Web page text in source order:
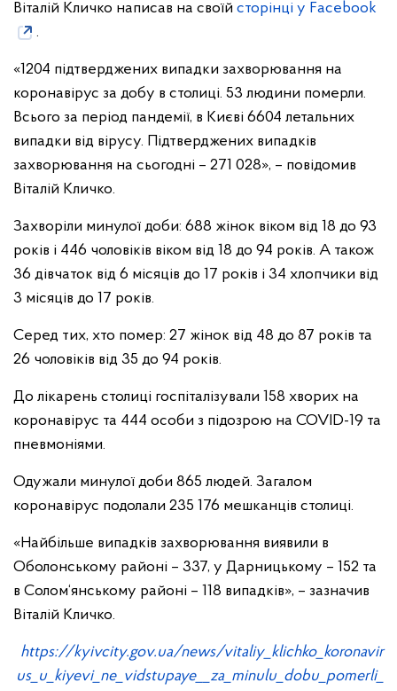
Віталій Кличко написав на своїй сторінці у Facebook
.
«1204 підтверджених випадки захворювання на
коронавірус за добу в столиці. 53 людини померли.
Всього за період пандемії, в Києві 6604 летальних
випадки від вірусу. Підтверджених випадків
захворювання на сьогодні – 271 028», – повідомив
Віталій Кличко.
Захворіли минулої доби: 688 жінок віком від 18 до 93
років і 446 чоловіків віком від 18 до 94 років. А також
36 дівчаток від 6 місяців до 17 років і 34 хлопчики від
3 місяців до 17 років.
Серед тих, хто помер: 27 жінок від 48 до 87 років та
26 чоловіків від 35 до 94 років.
До лікарень столиці госпіталізували 158 хворих на
коронавірус та 444 особи з підозрою на COVID-19 та
пневмоніями.
Одужали минулої доби 865 людей. Загалом
коронавірус подолали 235 176 мешканців столиці.
«Найбільше випадків захворювання виявили в
Оболонському районі – 337, у Дарницькому – 152 та
в Солом‘янському районі – 118 випадків», – зазначив
Віталій Кличко.
https://kyivcity.gov.ua/news/vitaliy_klichko_koronavir
us_u_kiyevi_ne_vidstupaye__za_minulu_dobu_pomerli_